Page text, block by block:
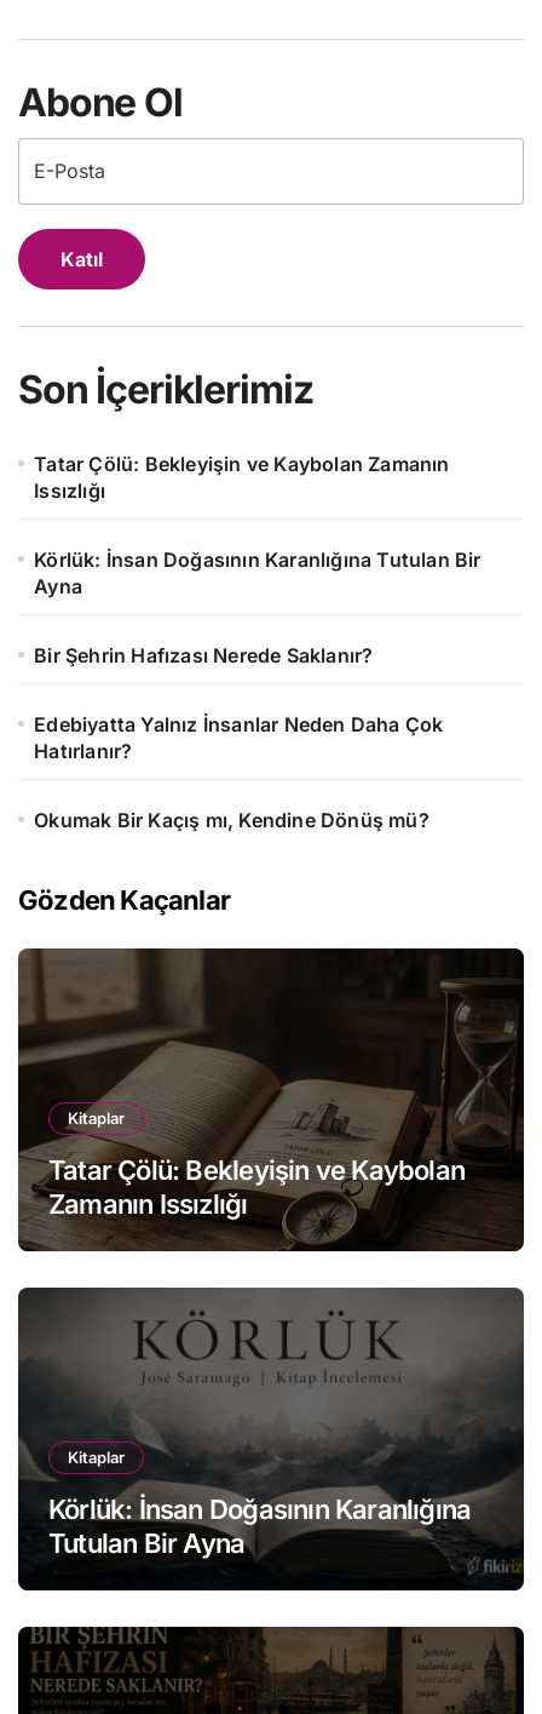
Abone Ol
Katıl
Son İçeriklerimiz
Tatar Çölü: Bekleyişin ve Kaybolan Zamanın
Issızlığı
Körlük: İnsan Doğasının Karanlığına Tutulan Bir
Ayna
Bir Şehrin Hafızası Nerede Saklanır?
Edebiyatta Yalnız İnsanlar Neden Daha Çok
Hatırlanır?
Okumak Bir Kaçış mı, Kendine Dönüş mü?
Gözden Kaçanlar
Kitaplar
Tatar Çölü: Bekleyişin ve Kaybolan
Zamanın Issızlığı
Kitaplar
Körlük: İnsan Doğasının Karanlığına
Tutulan Bir Ayna